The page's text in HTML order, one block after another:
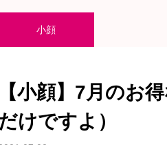
小顔
【小顔】7月のお
けですよ）